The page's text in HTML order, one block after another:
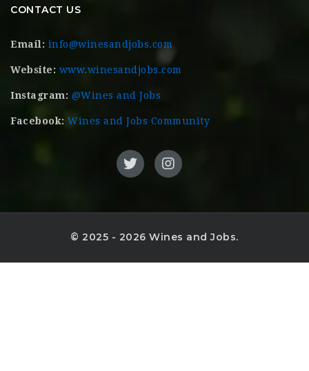
CONTACT US
Email: info@winesandjobs.com
Website: www.winesandjobs.com
Instagram: @Wines and Jobs
Facebook: Wines and Jobs Community
© 2025 - 2026 Wines and Jobs.